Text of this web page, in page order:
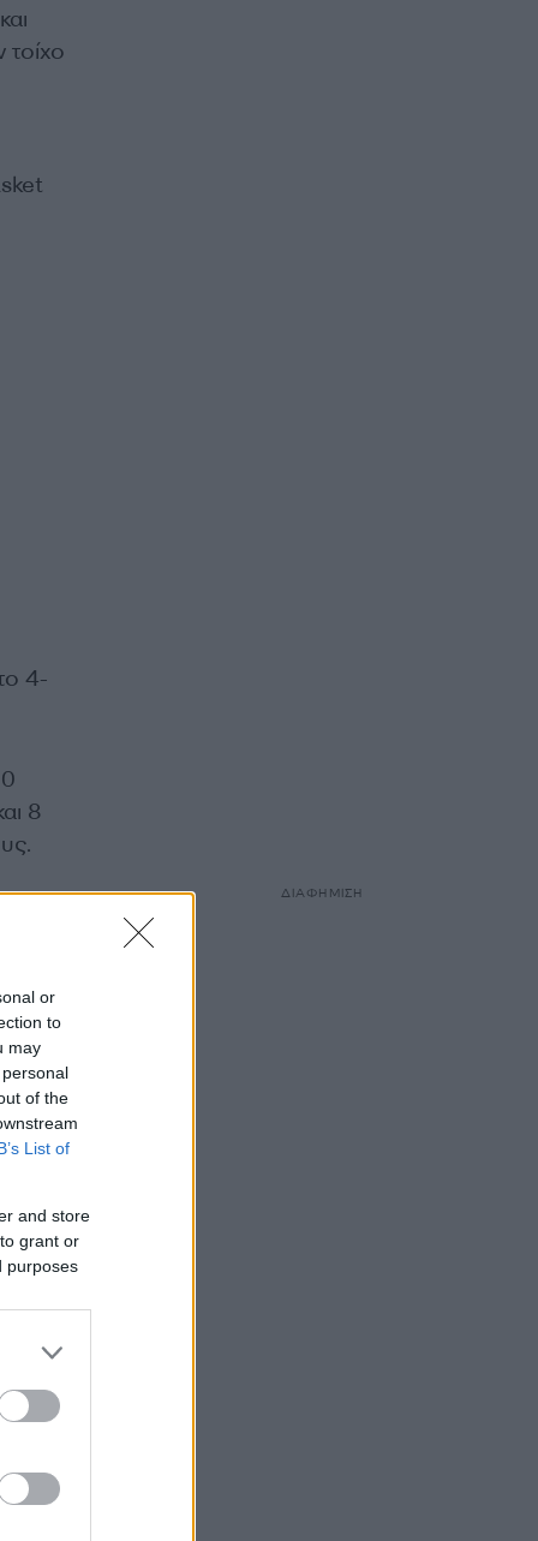
or
to
may
of the
List of
and store
grant or
purposes
και
τοίχο
4-
8
ΔΙΑΦΗΜΙΣΗ